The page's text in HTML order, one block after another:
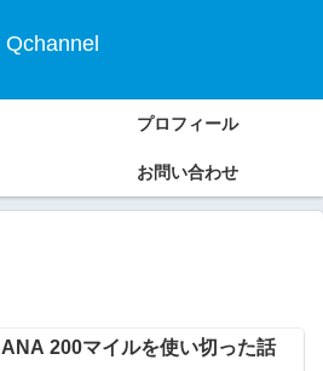
Qchannel
プロフィール
お問い合わせ
ANA 200マイルを使い切った話